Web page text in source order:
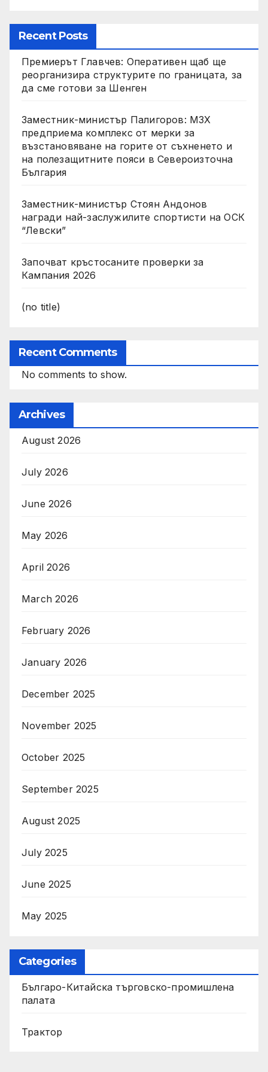
Recent Posts
Премиерът Главчев: Оперативен щаб ще
реорганизира структурите по границата, за
да сме готови за Шенген
Заместник-министър Палигоров: МЗХ
предприема комплекс от мерки за
възстановяване на горите от съхненето и
на полезащитните пояси в Североизточна
България
Заместник-министър Стоян Андонов
награди най-заслужилите спортисти на ОСК
“Левски”
Започват кръстосаните проверки за
Кампания 2026
(no title)
Recent Comments
No comments to show.
Archives
August 2026
July 2026
June 2026
May 2026
April 2026
March 2026
February 2026
January 2026
December 2025
November 2025
October 2025
September 2025
August 2025
July 2025
June 2025
May 2025
Categories
Българо-Китайска търговско-промишлена
палата
Трактор